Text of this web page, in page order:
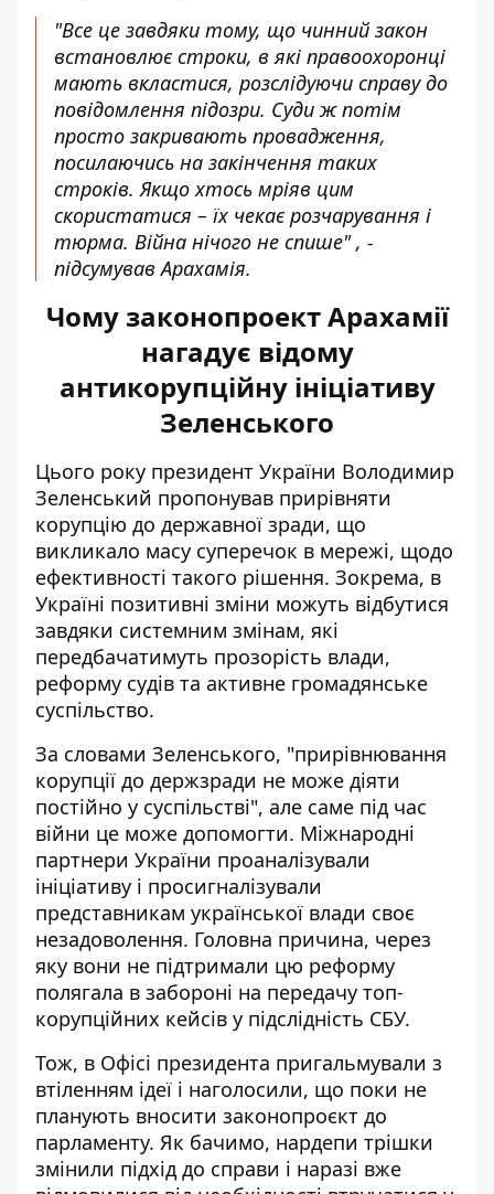
"Все це завдяки тому, що чинний закон
встановлює строки, в які правоохоронці
мають вкластися, розслідуючи справу до
повідомлення підозри. Суди ж потім
просто закривають провадження,
посилаючись на закінчення таких
строків. Якщо хтось мріяв цим
скористатися – їх чекає розчарування і
тюрма. Війна нічого не спише" , -
підсумував Арахамія.
Чому законопроект Арахамії
нагадує відому
антикорупційну ініціативу
Зеленського
Цього року президент України Володимир
Зеленський пропонував прирівняти
корупцію до державної зради, що
викликало масу суперечок в мережі, щодо
ефективності такого рішення. Зокрема, в
Україні позитивні зміни можуть відбутися
завдяки системним змінам, які
передбачатимуть прозорість влади,
реформу судів та активне громадянське
суспільство.
За словами Зеленського, "прирівнювання
корупції до держзради не може діяти
постійно у суспільстві", але саме під час
війни це може допомогти. Міжнародні
партнери України проаналізували
ініціативу і просигналізували
представникам української влади своє
незадоволення. Головна причина, через
яку вони не підтримали цю реформу
полягала в забороні на передачу топ-
корупційних кейсів у підслідність СБУ.
Тож, в Офісі президента пригальмували з
втіленням ідеї і наголосили, що поки не
планують вносити законопроєкт до
парламенту. Як бачимо, нардепи трішки
змінили підхід до справи і наразі вже